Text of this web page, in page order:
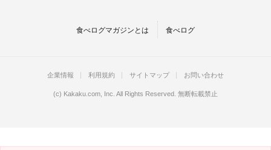
食べログマガジンとは 食べログ
企業情報 利用規約 サイトマップ お問い合わせ
(c) Kakaku.com, Inc. All Rights Reserved. 無断転載禁止